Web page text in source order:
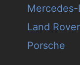
Mercedes-
Land Rover
Porsche